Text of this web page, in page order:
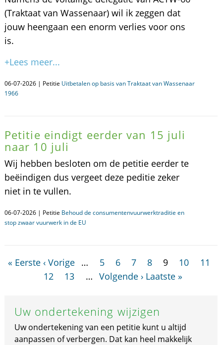
(Traktaat van Wassenaar) wil ik zeggen dat
jouw heengaan een enorm verlies voor ons
is.
+Lees meer...
06-07-2026 | Petitie Uitbetalen op basis van Traktaat van Wassenaar
1966
Petitie eindigt eerder van 15 juli
naar 10 juli
Wij hebben besloten om de petitie eerder te
beëindigen dus vergeet deze peditie zeker
niet in te vullen.
06-07-2026 | Petitie Behoud de consumentenvuurwerktraditie en
stop zwaar vuurwerk in de EU
« Eerste ‹ Vorige … 5 6 7 8 9 10
11
12
13 … Volgende › Laatste »
Uw ondertekening wijzigen
Uw ondertekening van een petitie kunt u altijd
aanpassen of verbergen. Dat kan heel makkelijk